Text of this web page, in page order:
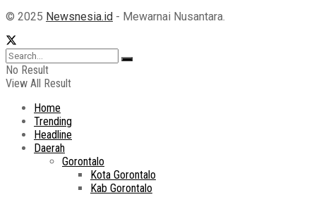
© 2025 Newsnesia.id - Mewarnai Nusantara.
No Result
View All Result
Home
Trending
Headline
Daerah
Gorontalo
Kota Gorontalo
Kab Gorontalo